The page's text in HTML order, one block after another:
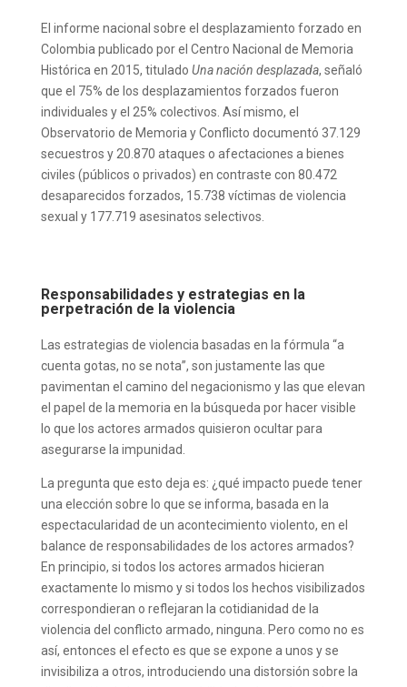
El informe nacional sobre el desplazamiento forzado en
Colombia publicado por el Centro Nacional de Memoria
Histórica en 2015, titulado Una nación desplazada, señaló
que el 75% de los desplazamientos forzados fueron
individuales y el 25% colectivos. Así mismo, el
Observatorio de Memoria y Conflicto documentó 37.129
secuestros y 20.870 ataques o afectaciones a bienes
civiles (públicos o privados) en contraste con 80.472
desaparecidos forzados, 15.738 víctimas de violencia
sexual y 177.719 asesinatos selectivos.
Responsabilidades y estrategias en la
perpetración de la violencia
Las estrategias de violencia basadas en la fórmula “a
cuenta gotas, no se nota”, son justamente las que
pavimentan el camino del negacionismo y las que elevan
el papel de la memoria en la búsqueda por hacer visible
lo que los actores armados quisieron ocultar para
asegurarse la impunidad.
La pregunta que esto deja es: ¿qué impacto puede tener
una elección sobre lo que se informa, basada en la
espectacularidad de un acontecimiento violento, en el
balance de responsabilidades de los actores armados?
En principio, si todos los actores armados hicieran
exactamente lo mismo y si todos los hechos visibilizados
correspondieran o reflejaran la cotidianidad de la
violencia del conflicto armado, ninguna. Pero como no es
así, entonces el efecto es que se expone a unos y se
invisibiliza a otros, introduciendo una distorsión sobre la